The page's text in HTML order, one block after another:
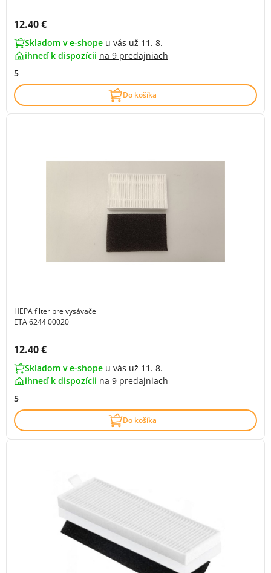
Cena s DPH:
12.40 €
Skladom v e-shope u vás už 11. 8.
ihneď k dispozícii na 9 predajniach
5
Do košíka
HEPA filter pre vysávače
ETA 6244 00020
Cena s DPH:
12.40 €
Skladom v e-shope u vás už 11. 8.
ihneď k dispozícii na 9 predajniach
5
Do košíka